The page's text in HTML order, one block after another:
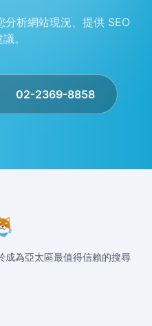
析網站現況、提供 SEO
。
02-2369-8858
為亞太區最值得信賴的搜尋